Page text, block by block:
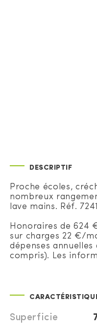
DESCRIPTIF
Proche écoles,
nombreux
lave mains. Réf.
Honoraires de 624
sur charges 22 €/
dépenses
compris). Les
Superficie